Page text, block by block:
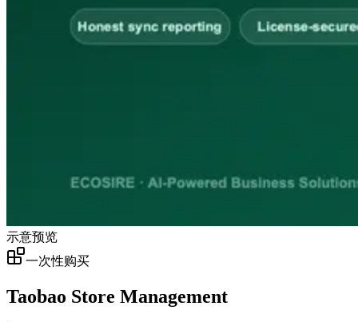
示意预览
一次性购买
Taobao Store Management